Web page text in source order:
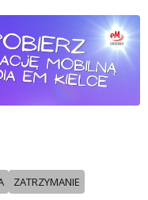
ZATRZYMANIE